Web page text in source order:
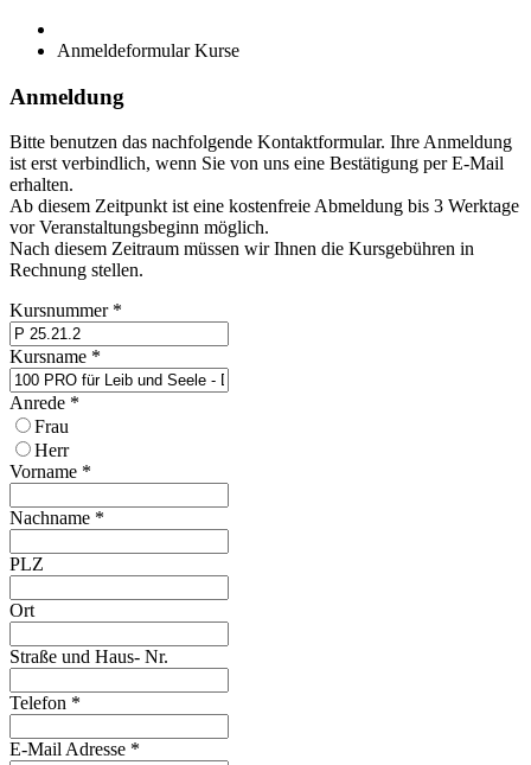
Anmeldeformular Kurse
Anmeldung
Bitte benutzen das nachfolgende Kontaktformular. Ihre Anmeldung
ist erst verbindlich, wenn Sie von uns eine Bestätigung per E-Mail
erhalten.
Ab diesem Zeitpunkt ist eine kostenfreie Abmeldung bis 3 Werktage
vor Veranstaltungsbeginn möglich.
Nach diesem Zeitraum müssen wir Ihnen die Kursgebühren in
Rechnung stellen.
Kursnummer *
Kursname *
Anrede *
Frau
Herr
Vorname *
Nachname *
PLZ
Ort
Straße und Haus- Nr.
Telefon *
E-Mail Adresse *